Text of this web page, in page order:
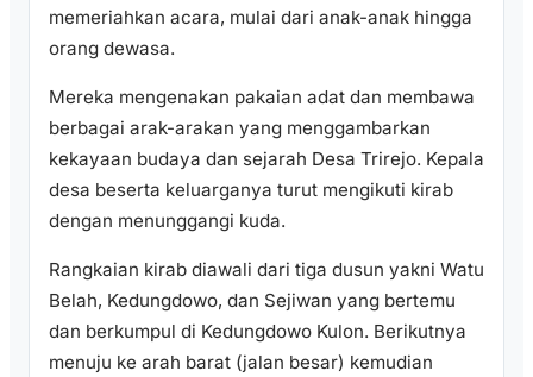
memeriahkan acara, mulai dari anak-anak hingga
orang dewasa.
Mereka mengenakan pakaian adat dan membawa
berbagai arak-arakan yang menggambarkan
kekayaan budaya dan sejarah Desa Trirejo. Kepala
desa beserta keluarganya turut mengikuti kirab
dengan menunggangi kuda.
Rangkaian kirab diawali dari tiga dusun yakni Watu
Belah, Kedungdowo, dan Sejiwan yang bertemu
dan berkumpul di Kedungdowo Kulon. Berikutnya
menuju ke arah barat (jalan besar) kemudian